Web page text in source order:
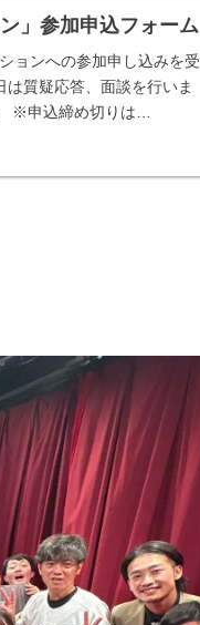
」参加申込フォーム
ョンへの参加申し込みを受
質疑応答、面談を行いま
※申込締め切りは